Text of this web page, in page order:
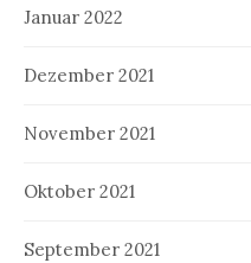
Januar 2022
Dezember 2021
November 2021
Oktober 2021
September 2021